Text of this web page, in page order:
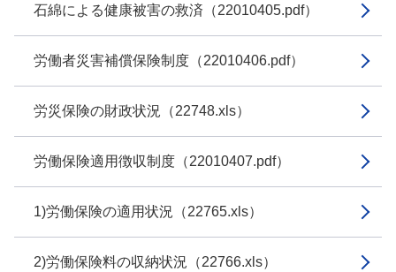
石綿による健康被害の救済（22010405.pdf）
労働者災害補償保険制度（22010406.pdf）
労災保険の財政状況（22748.xls）
労働保険適用徴収制度（22010407.pdf）
1)労働保険の適用状況（22765.xls）
2)労働保険料の収納状況（22766.xls）